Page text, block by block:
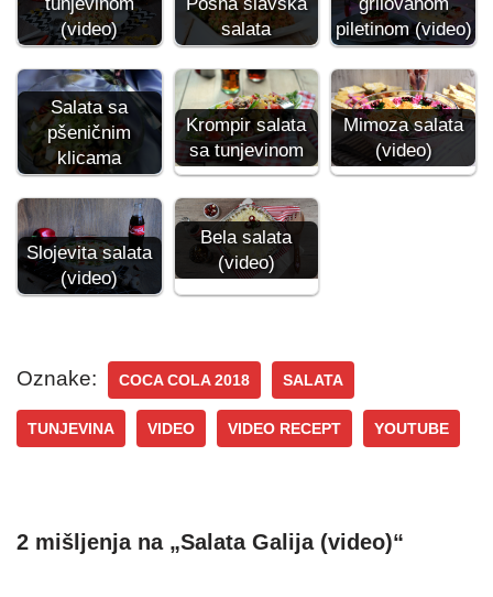
tunjevinom
(video)
Posna slavska
salata
grilovanom
piletinom (video)
Salata sa
pšeničnim
klicama
Krompir salata
sa tunjevinom
Mimoza salata
(video)
Slojevita salata
(video)
Bela salata
(video)
Oznake: COCA COLA 2018 SALATA
TUNJEVINA VIDEO VIDEO RECEPT YOUTUBE
2 mišljenja na „Salata Galija (video)“